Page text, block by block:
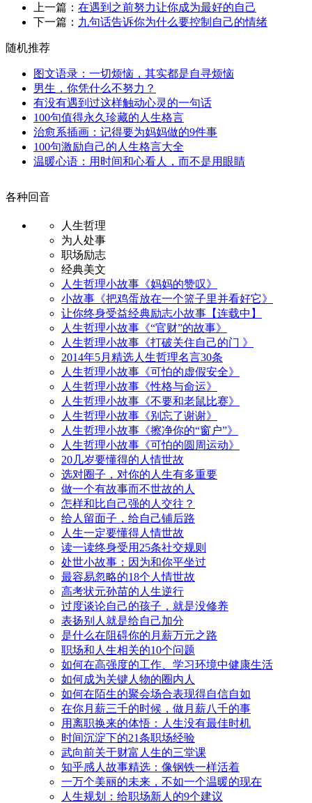
上一篇： 在遇到之前努力让你成为最好的自己
下一篇： 九句话告诉你为什么要控制自己的情绪
随机推荐
图文语录：一切烦恼，其实都是自寻烦恼
男生，你凭什么不努力？
有没有遇到过这样触动心灵的一句话
100句值得永久珍藏的人生格言
治愈系插画：记得要为妈妈做的9件事
100句激励自己的人生格言大全
温暖心语：用时间和心看人，而不是用眼睛
各种回音
人生哲理
为人处事
职场励志
经典美文
人生哲理小故事《妈妈的赞叹》
小故事《把鸡蛋放在一个篮子里并看好它》
让你终身受益经典励志小故事【连载中】
人生哲理小故事《“官财”的故事》
人生哲理小故事《打破关住自己的门 》
2014年5月精选人生哲理名言30条
人生哲理小故事《可怕的虚假安全》
人生哲理小故事《性格与命运》
人生哲理小故事《不要和老鼠比赛》
人生哲理小故事《别忘了谢谢》
人生哲理小故事《擦净你的“窗户”》
人生哲理小故事《可怕的圆周运动》
20几岁要懂得的人情世故
选对圈子，对你的人生有多重要
做一个有故事而不世故的人
怎样和比自己强的人交往？
给人留面子，给自己铺后路
人生一定要懂得人情世故
读一读终身受用25条社交规则
处世小故事：因为和你平坐过
最容易忽略的18个人情世故
高考状元孙苗的人生逆行
过度谈论自己的孩子，就是没修养
表扬别人就是给自己加分
是什么在阻碍你的月薪万元之路
职场和人生相关的10个问题
如何在高强度的工作、学习环境中健康生活
如何成为关键人物的圈内人
如何在陌生的聚会场合表现得自信自如
在你月薪三千的时候，做月薪八千的事
用离职换来的体悟：人生没有最佳时机
时间沉淀下的21条职场经验
武向前关于财富人生的三堂课
知乎感人故事精选：像钢铁一样活着
一万个美丽的未来，不如一个温暖的现在
人生规划：给职场新人的9个建议